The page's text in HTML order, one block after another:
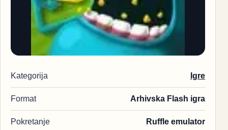
Kategorija Igre
Format Arhivska Flash igra
Pokretanje Ruffle emulator